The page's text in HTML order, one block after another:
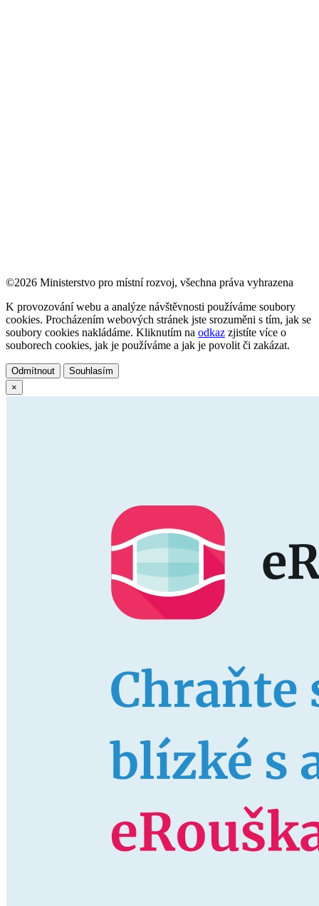
©2026 Ministerstvo pro místní rozvoj, všechna práva vyhrazena
K provozování webu a analýze návštěvnosti používáme soubory
cookies. Procházením webových stránek jste srozuměni s tím, jak se
soubory cookies nakládáme. Kliknutím na odkaz zjistíte více o
souborech cookies, jak je používáme a jak je povolit či zakázat.
Odmítnout
Souhlasím
×